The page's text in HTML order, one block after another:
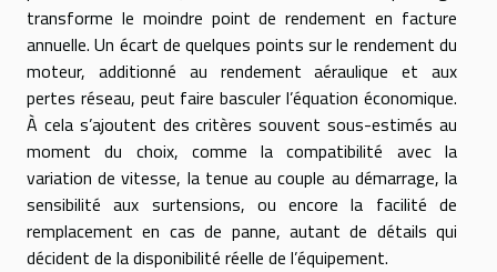
transforme le moindre point de rendement en facture
annuelle. Un écart de quelques points sur le rendement du
moteur, additionné au rendement aéraulique et aux
pertes réseau, peut faire basculer l’équation économique.
À cela s’ajoutent des critères souvent sous-estimés au
moment du choix, comme la compatibilité avec la
variation de vitesse, la tenue au couple au démarrage, la
sensibilité aux surtensions, ou encore la facilité de
remplacement en cas de panne, autant de détails qui
décident de la disponibilité réelle de l’équipement.